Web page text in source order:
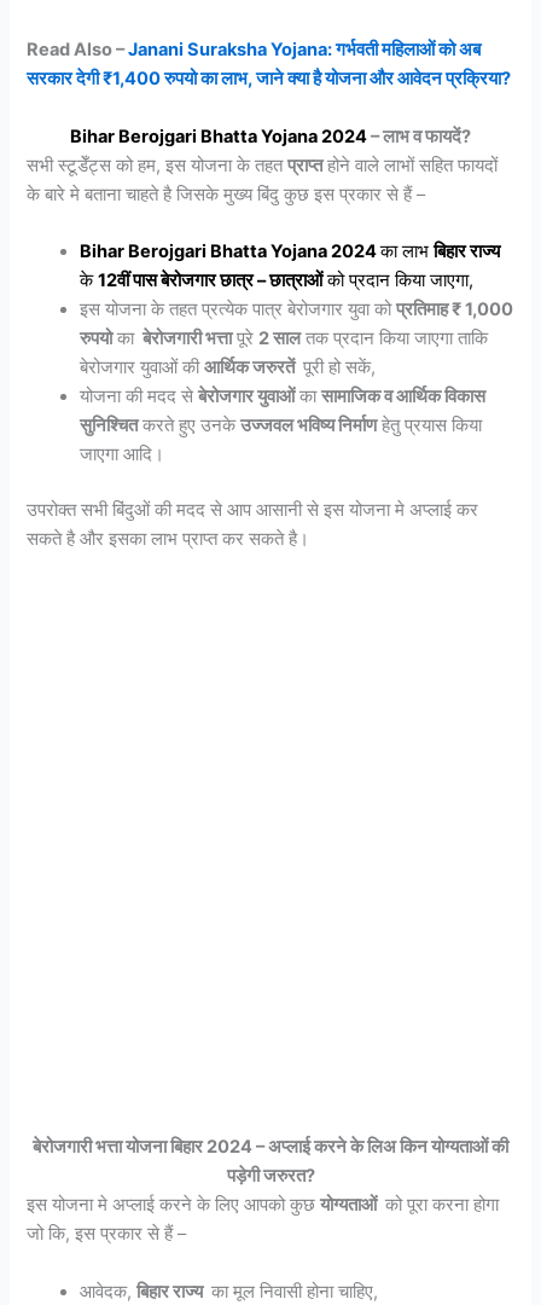
Read Also –Janani Suraksha Yojana: गर्भवती महिलाओं को अब
सरकार देगी ₹1,400 रुपयो का लाभ, जाने क्या है योजना और आवेदन प्रक्रिया?
Bihar Berojgari Bhatta Yojana 2024– लाभ व फायदें?
सभी स्टूडेँट्स को हम, इस योजना के तहतप्राप्तहोने वाले लाभों सहित फायदों
के बारे मे बताना चाहते है जिसके मुख्य बिंदु कुछ इस प्रकार से हैं –
Bihar Berojgari Bhatta Yojana 2024का लाभबिहार राज्य
के12वीं पास बेरोजगार छात्र – छात्राओंको प्रदान किया जाएगा,
इस योजना के तहत प्रत्येक पात्र बेरोजगार युवा कोप्रतिमाह ₹ 1,000
रुपयोका बेरोजगारी भत्तापूरे 2 सालतक प्रदान किया जाएगा ताकि
बेरोजगार युवाओं कीआर्थिक जरुरतें पूरी हो सकें,
योजना की मदद सेबेरोजगार युवाओंकासामाजिक व आर्थिक विकास
सुनिश्चितकरते हुए उनकेउज्जवल भविष्य निर्माणहेतु प्रयास किया
जाएगा आदि।
उपरोक्त सभी बिंदुओं की मदद से आप आसानी से इस योजना मे अप्लाई कर
सकते है और इसका लाभ प्राप्त कर सकते है।
बेरोजगारी भत्ता योजना बिहार 2024 – अप्लाई करने के लिअ किन योग्यताओं की
पड़ेगी जरुरत?
इस योजना मे अप्लाई करने के लिए आपको कुछयोग्यताओं को पूरा करना होगा
जो कि, इस प्रकार से हैं –
आवेदक,बिहार राज्य का मूल निवासी होना चाहिए,